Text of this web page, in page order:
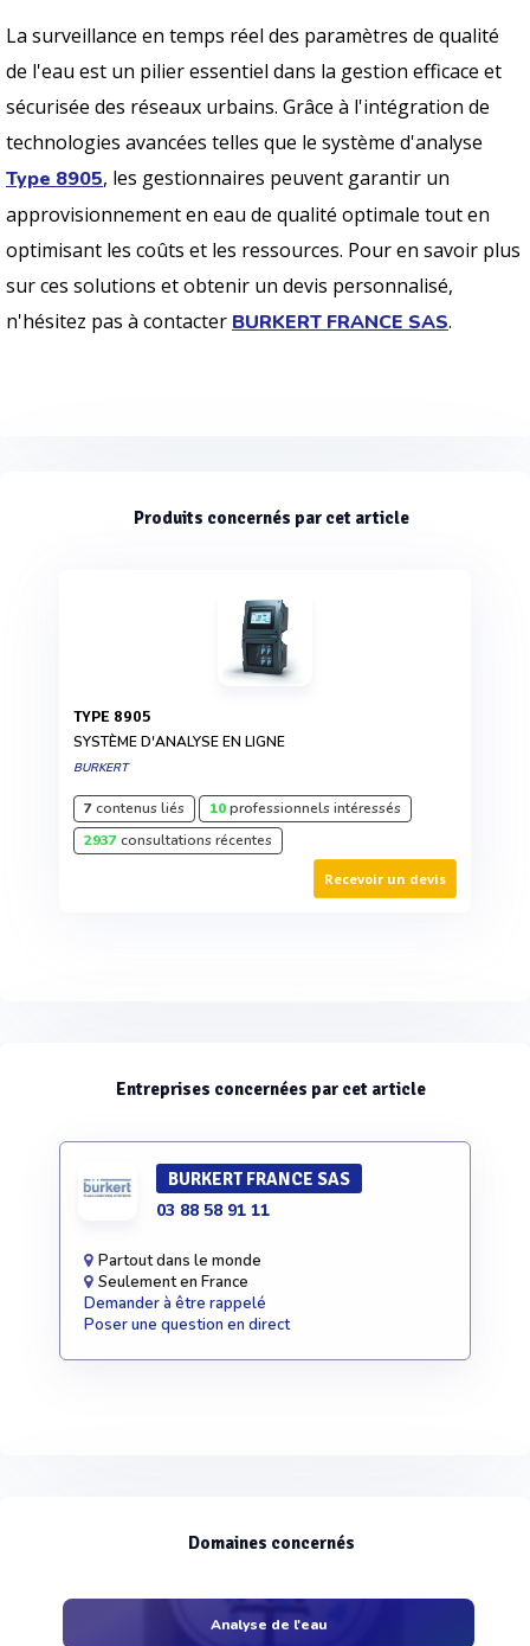
La surveillance en temps réel des paramètres de qualité
de l'eau est un pilier essentiel dans la gestion efficace et
sécurisée des réseaux urbains. Grâce à l'intégration de
technologies avancées telles que le système d'analyse
Type 8905, les gestionnaires peuvent garantir un
approvisionnement en eau de qualité optimale tout en
optimisant les coûts et les ressources. Pour en savoir plus
sur ces solutions et obtenir un devis personnalisé,
n'hésitez pas à contacter BURKERT FRANCE SAS.
Produits concernés par cet article
TYPE 8905
SYSTÈME D'ANALYSE EN LIGNE
BURKERT
7contenus liés 10professionnels intéressés
2937consultations récentes
Recevoir un devis
Entreprises concernées par cet article
BURKERT FRANCE SAS
03 88 58 91 11
Partout dans le monde
Seulement en France
Demander à être rappelé
Poser une question en direct
Domaines concernés
Analyse de l'eau